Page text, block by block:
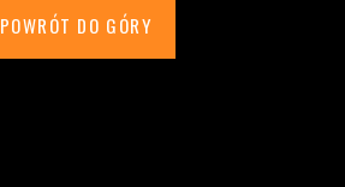
POWRÓT DO GÓRY